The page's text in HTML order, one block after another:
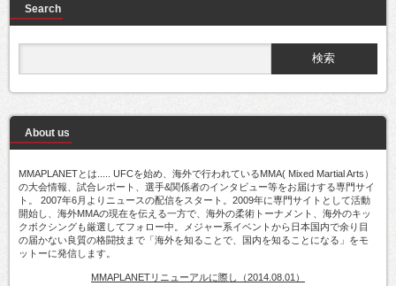
Search
About us
MMAPLANETとは..... UFCを始め、海外で行われているMMA( Mixed Martial Arts）
の大会情報、試合レポート、選手&関係者のインタビュー等をお届けする専門サイ
ト。 2007年6月よりニュースの配信をスタート。2009年に専門サイトとして活動
開始し、海外MMAの現在を伝える一方で、海外の柔術トーナメント、海外のキッ
クボクシングも厳選してフォロー中。メジャー系イベントから日本国内で余り目
の届かない良質の格闘技まで「海外を知ることで、国内を知ることになる」をモ
ットーに発信します。
MMAPLANETリニューアルに際し（2014.08.01）